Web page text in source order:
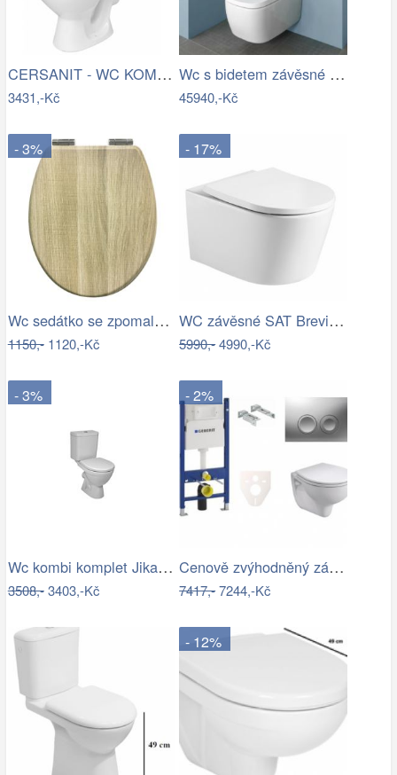
CERSANIT - WC KOMBI KASKADA 206 010 3/6…
3431,-Kč
Wc s bidetem závěsné VitrA V Care…
45940,-Kč
- 3%
Wc sedátko se zpomalovacím mechanismem…
1150,-1120,-Kč
- 17%
WC závěsné SAT Brevis včetně prkénka…
5990,-4990,-Kč
- 3%
Wc kombi komplet Jika Lyra Plus zadní…
3508,-3403,-Kč
- 2%
Cenově zvýhodněný závěsný WC set…
7417,-7244,-Kč
- 12%